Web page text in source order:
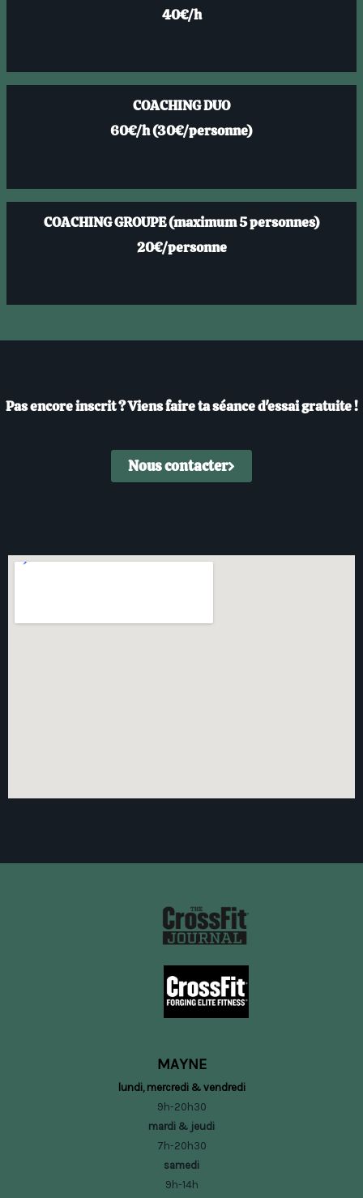
40€/h
COACHING DUO
60€/h (30€/personne)
COACHING GROUPE (maximum 5 personnes)
20€/personne
Pas encore inscrit ? Viens faire ta séance d'essai gratuite !
Nous contacter
MAYNE
lundi, mercredi & vendredi
9h-20h30
mardi & jeudi
7h-20h30
samedi
9h-14h